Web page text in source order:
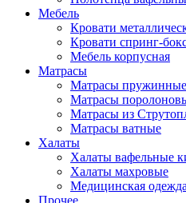
Мебель
Кровати
Кровати спринг-
Мебель корпусная
Матрасы
Матрасы пружинные
Матрасы
Матрасы из
Матрасы ватные
Халаты
Халаты вафельные
Халаты махровые
Медицинская
Прочее